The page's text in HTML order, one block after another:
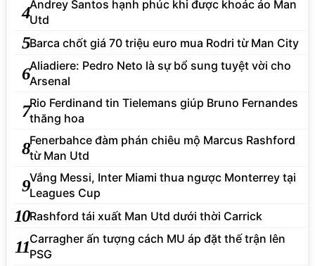
4Andrey Santos hạnh phúc khi được khoác áo Man
Utd
5Barca chốt giá 70 triệu euro mua Rodri từ Man City
6Aliadiere: Pedro Neto là sự bổ sung tuyệt vời cho
Arsenal
7Rio Ferdinand tin Tielemans giúp Bruno Fernandes
thăng hoa
8Fenerbahce đàm phán chiêu mộ Marcus Rashford
từ Man Utd
9Vắng Messi, Inter Miami thua ngược Monterrey tại
Leagues Cup
10Rashford tái xuất Man Utd dưới thời Carrick
11Carragher ấn tượng cách MU áp đặt thế trận lên
PSG